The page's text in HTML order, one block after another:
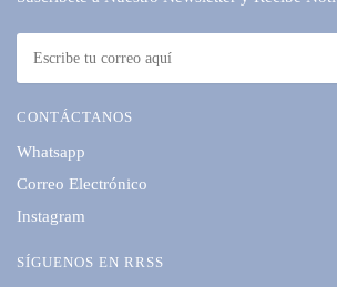
CONTÁCTANOS
Whatsapp
Correo Electrónico
Instagram
SÍGUENOS EN RRSS